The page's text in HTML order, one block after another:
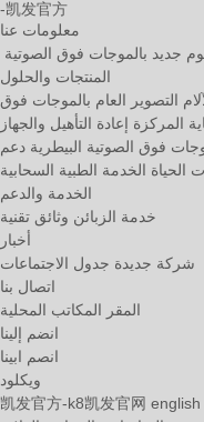
-凯发官方
معلومات عنا
جديد بالموجات فوق الصوتية
المنتجات والحلول
التصوير العام بالموجات فوق
المركزة إعادة التأهيل والجهاز
فوق الصوتية البيطرية دعم
الحياة الخدمة الطبية السحابية
الخدمة والدعم
خدمة الزبائن وثائق تقنية
أخبار
شركة جديدة جدول الاجتماعات
اتصال بنا
المقر المكاتب المحلية
انضم إلينا
انصم ابينا
ويكلود
凯发官方-k8凯发官网 english